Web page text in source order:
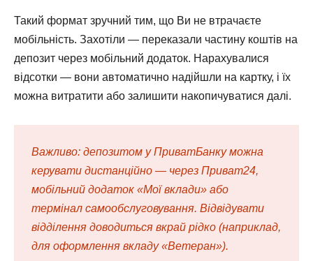
Такий формат зручний тим, що Ви не втрачаєте
мобільність. Захотіли — переказали частину коштів на
депозит через мобільний додаток. Нарахувалися
відсотки — вони автоматично надійшли на картку, і їх
можна витратити або залишити накопичуватися далі.
Важливо: депозитом у ПриватБанку можна
керувати дистанційно — через Приват24,
мобільний додаток «Мої вклади» або
термінал самообслуговування. Відвідувати
відділення доводиться вкрай рідко (наприклад,
для оформлення вкладу «Ветеран»).